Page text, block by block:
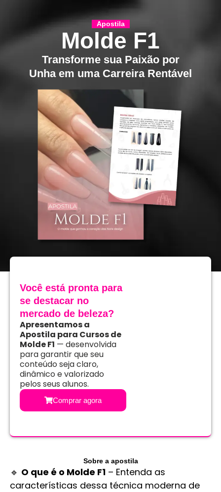
Apostila
Molde F1
Transforme sua Paixão por
Unha em uma Carreira Rentável
Você está pronta para
se destacar no
mercado de beleza?
Apresentamos a
Apostila para Cursos de
Molde F1 — desenvolvida
para garantir que seu
conteúdo seja claro,
dinâmico e valorizado
pelos seus alunos.
Comprar agora
Sobre a apostila
🔹 O que é o Molde F1 – Entenda as
características dessa técnica moderna de